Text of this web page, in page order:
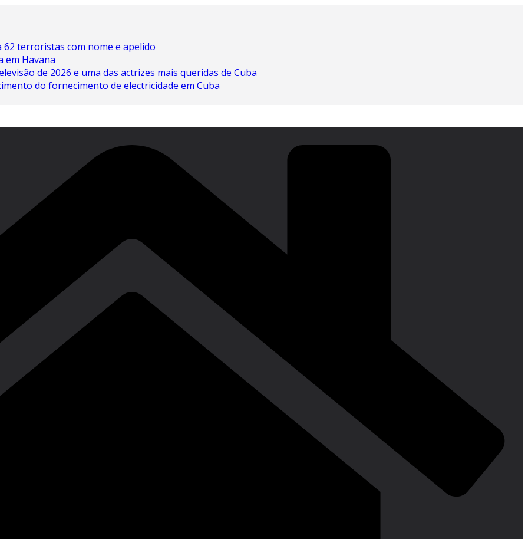
62 terroristas com nome e apelido
em Havana
de 2026 e uma das actrizes mais queridas de Cuba
do fornecimento de electricidade em Cuba